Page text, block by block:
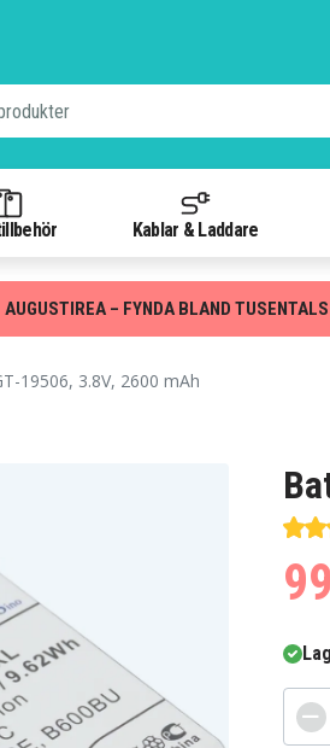
Kablar & Laddare
AUGUSTIREA – FYNDA BLAND
19506, 3.8V, 2600 mAh